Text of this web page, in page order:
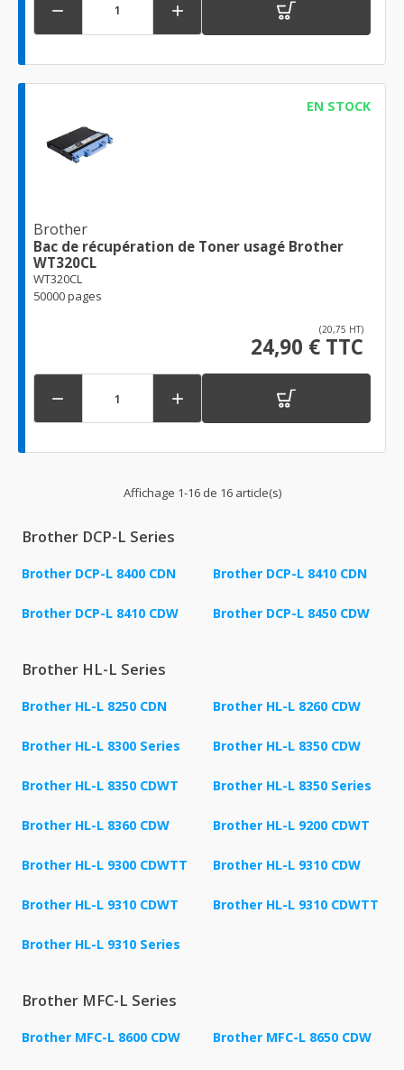
 
EN STOCK
Brother
Bac de récupération de Toner usagé Brother
WT320CL
WT320CL
50000 pages
(20,75 HT)
24,90 € TTC
 
Affichage 1-16 de 16 article(s)
Brother DCP-L Series
Brother DCP-L 8400 CDN Brother DCP-L 8410 CDN
Brother DCP-L 8410 CDW Brother DCP-L 8450 CDW
Brother HL-L Series
Brother HL-L 8250 CDN Brother HL-L 8260 CDW
Brother HL-L 8300 Series Brother HL-L 8350 CDW
Brother HL-L 8350 CDWT Brother HL-L 8350 Series
Brother HL-L 8360 CDW Brother HL-L 9200 CDWT
Brother HL-L 9300 CDWTT Brother HL-L 9310 CDW
Brother HL-L 9310 CDWT Brother HL-L 9310 CDWTT
Brother HL-L 9310 Series
Brother MFC-L Series
Brother MFC-L 8600 CDW Brother MFC-L 8650 CDW